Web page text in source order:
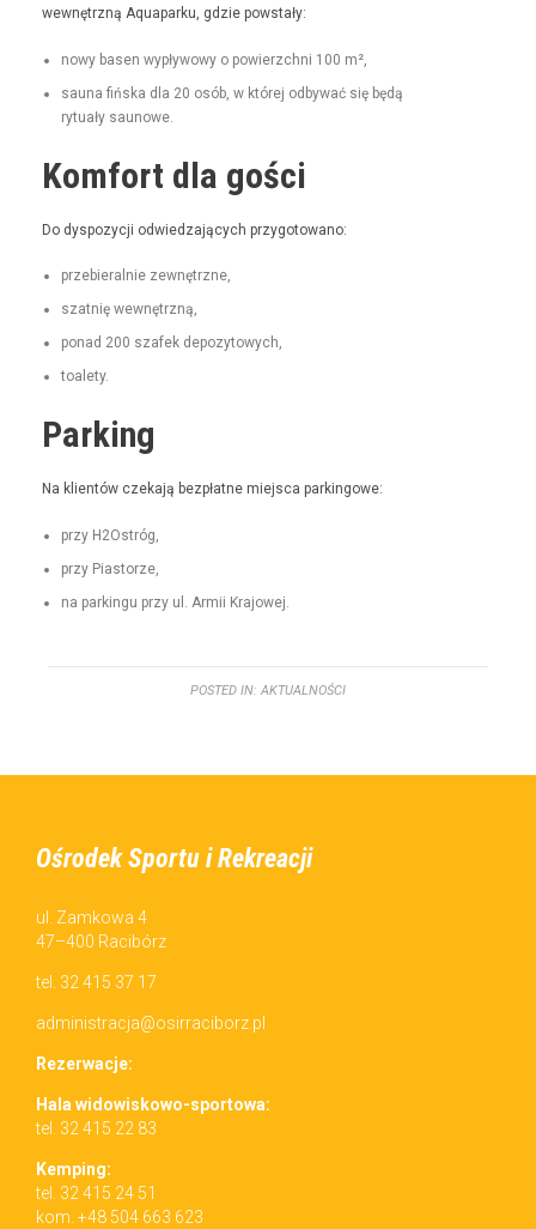
wewnętrzną Aqua­parku, gdzie powstały:
nowy basen wypły­wowy o powierzch­ni 100 m²,
sauna fińs­ka dla 20 osób, w której odby­wać się będą
rytu­ały saunowe.
Komfort dla gości
Do dys­pozy­cji odwiedza­ją­cych przygotowano:
prze­bier­al­nie zewnętrzne,
szat­nię wewnętrzną,
pon­ad 200 szafek depozytowych,
toale­ty.
Parking
Na klien­tów czeka­ją bezpłatne miejs­ca parkingowe:
przy H2Ostróg,
przy Pias­torze,
na parkingu przy ul. Armii Krajowej.
POSTED IN: AKTUALNOŚCI
Ośrodek Sportu i Rekreacji
ul. Zamkowa 4
47–400 Racibórz
tel. 32 415 37 17
administracja@osirraciborz.pl
Rez­erwac­je:
Hala wid­owiskowo-sportowa:
tel. 32 415 22 83
Kemp­ing:
tel. 32 415 24 51
kom. +48 504 663 623